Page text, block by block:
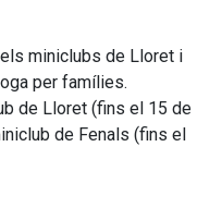
miniclubs de Lloret i
per famílies.
de Lloret (fins el 15 de
de Fenals (fins el